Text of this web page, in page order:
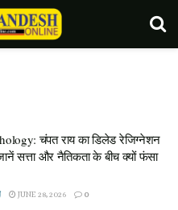
चंपत राय का डिलेड रेजिग्नेशन
सत्ता और नैतिकता के बीच क्यों फंसा
JUNE 28, 2026 0